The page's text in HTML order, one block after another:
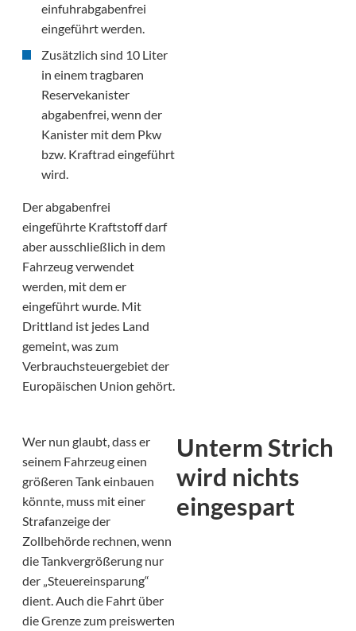
einfuhrabgabenfrei
eingeführt werden.
Zusätzlich sind 10 Liter
in einem tragbaren
Reservekanister
abgabenfrei, wenn der
Kanister mit dem Pkw
bzw. Kraftrad eingeführt
wird.
Der abgabenfrei
eingeführte Kraftstoff darf
aber ausschließlich in dem
Fahrzeug verwendet
werden, mit dem er
eingeführt wurde. Mit
Drittland ist jedes Land
gemeint, was zum
Verbrauchsteuergebiet der
Europäischen Union gehört.
Wer nun glaubt, dass er
seinem Fahrzeug einen
größeren Tank einbauen
könnte, muss mit einer
Strafanzeige der
Zollbehörde rechnen, wenn
die Tankvergrößerung nur
der „Steuereinsparung“
dient. Auch die Fahrt über
die Grenze zum preiswerten
Unterm Strich
wird nichts
eingespart